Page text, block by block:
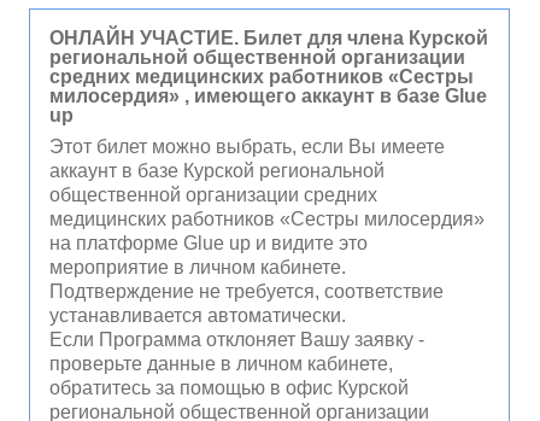
ОНЛАЙН УЧАСТИЕ. Билет для члена Курской
региональной общественной организации
средних медицинских работников «Сестры
милосердия» , имеющего аккаунт в базе Glue
up
Этот билет можно выбрать, если Вы имеете
аккаунт в базе Курской региональной
общественной организации средних
медицинских работников «Сестры милосердия»
на платформе Glue up и видите это
мероприятие в личном кабинете.
Подтверждение не требуется, соответствие
устанавливается автоматически.
Если Программа отклоняет Вашу заявку -
проверьте данные в личном кабинете,
обратитесь за помощью в офис Курской
региональной общественной организации